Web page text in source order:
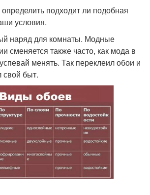
определить подходит ли подобная
условия.
наряд для комнаты. Модные
сменяется также часто, как мода в
менять. Так переклеил обои и
свой быт.